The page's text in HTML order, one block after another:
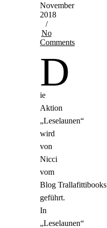
November
2018
/
No
Comments
D
ie
Aktion
„Leselaunen“
wird
von
Nicci
vom
Blog Trallafittibooks
geführt.
In
„Leselaunen“